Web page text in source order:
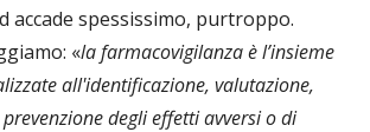
accade spessissimo, purtroppo.
«la farmacovigilanza è l’insieme
all'identificazione, valutazione,
degli effetti avversi o di